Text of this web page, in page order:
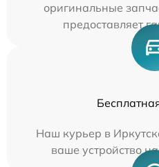
оригинальные
предоставляет
Наш курьер в
ваше устройство